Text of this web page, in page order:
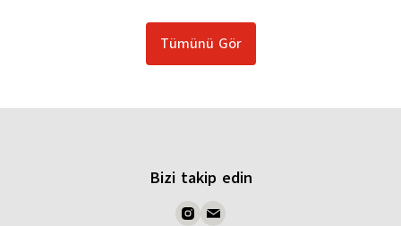
Tümünü Gör
Bizi takip edin